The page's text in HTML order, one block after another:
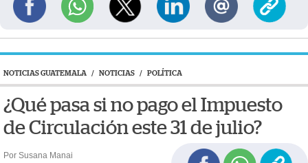
NOTICIAS GUATEMALA / NOTICIAS / POLÍTICA
¿Qué pasa si no pago el Impuesto
de Circulación este 31 de julio?
Por Susana Manai